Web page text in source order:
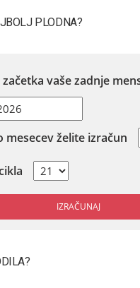
PLODNA?
vaše zadnje
mesecev želite izračun
IZRAČUNAJ